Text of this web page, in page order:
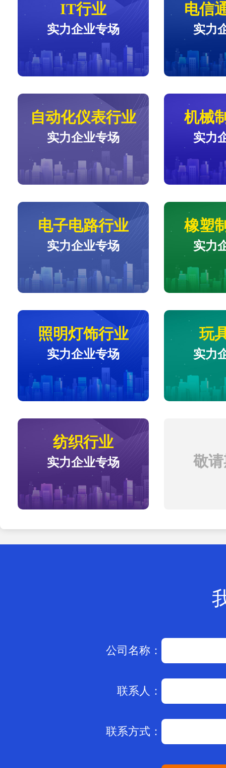
IT行业
实力企业专场
电信
实力
自动化仪表行业
实力企业专场
机械
实力
电子电路行业
实力企业专场
橡塑
实力
照明灯饰行业
实力企业专场
玩
实力
纺织行业
实力企业专场 敬
公司名称：
联系人：
联系方式：